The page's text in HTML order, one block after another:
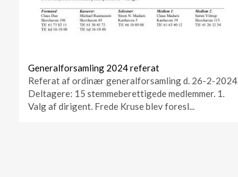
Generalforsamling 2024 referat
Referat af ordinær generalforsamling d. 26-2-2024
Deltagere: 15 stemmeberettigede medlemmer. 1.
Valg af dirigent. Frede Kruse blev foresl...